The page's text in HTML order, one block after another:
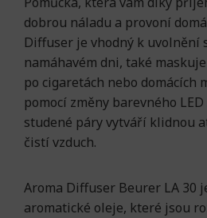
dobrou náladu a provoní
Diffuser je vhodný k uvolnění
namáhavém dni, také
po cigaretách nebo domácích
pomocí změny barevného
studené páry vytváří klidnou
čistí vzduch.
Aroma Diffuser Beurer LA 30
aromatické oleje, které jsou